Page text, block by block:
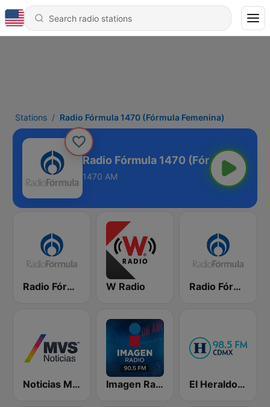
Stations Radio Fórmula 1470 (Fórmula Femenina)
Radio Fórmula 1470 (Fórmula
1470 AM
Radio Fórmula 103.3 FM W Radio Radio Fórmula 104.1 FM
Noticias MVS Imagen Radio 90.5 FM El Heraldo de México